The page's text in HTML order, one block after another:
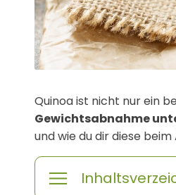
Quinoa ist nicht nur ein
Gewichtsabnahme
und wie du dir diese